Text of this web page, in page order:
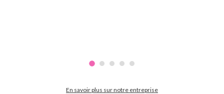
En savoir plus sur notre entreprise